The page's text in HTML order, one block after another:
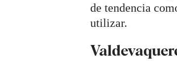
de tendencia
utilizar.